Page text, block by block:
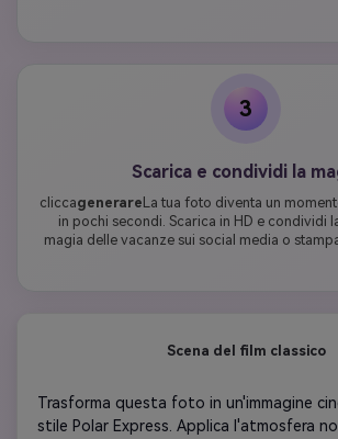
3
Scarica e condividi la
cliccagenerareLa tua foto diventa un
in pochi secondi. Scarica in HD e condividi
magia delle vacanze sui social media o
Scena del film classico
Trasforma questa foto in un'immagine
stile Polar Express. Applica l'atmosfera